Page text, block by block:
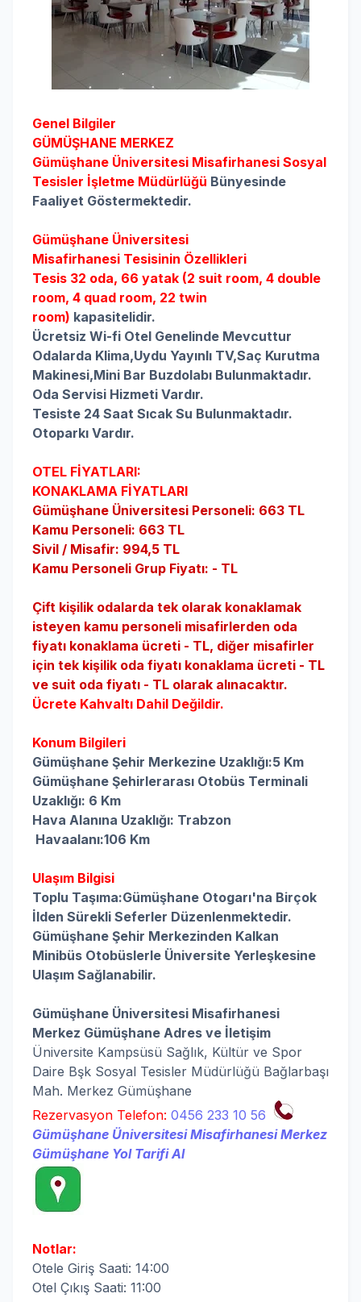
Genel Bilgiler
GÜMÜŞHANE MERKEZ
Gümüşhane Üniversitesi Misafirhanesi Sosyal
Tesisler İşletme Müdürlüğü Bünyesinde
Faaliyet Göstermektedir.
Gümüşhane Üniversitesi
Misafirhanesi Tesisinin Özellikleri
Tesis 32 oda, 66 yatak (2 suit room, 4 double
room, 4 quad room, 22 twin
room) kapasitelidir.
Ücretsiz Wi-fi Otel Genelinde Mevcuttur
Odalarda Klima,Uydu Yayınlı TV,Saç Kurutma
Makinesi,Mini Bar Buzdolabı Bulunmaktadır.
Oda Servisi Hizmeti Vardır.
Tesiste 24 Saat Sıcak Su Bulunmaktadır.
Otoparkı Vardır.
OTEL FİYATLARI:
KONAKLAMA FİYATLARI
Gümüşhane Üniversitesi Personeli: 663 TL
Kamu Personeli: 663 TL
Sivil / Misafir: 994,5 TL
Kamu Personeli Grup Fiyatı: - TL
Çift kişilik odalarda tek olarak konaklamak
isteyen kamu personeli misafirlerden oda
fiyatı konaklama ücreti - TL, diğer misafirler
için tek kişilik oda fiyatı konaklama ücreti - TL
ve suit oda fiyatı - TL olarak alınacaktır.
Ücrete Kahvaltı Dahil Değildir.
Konum Bilgileri
Gümüşhane Şehir Merkezine Uzaklığı:5 Km
Gümüşhane Şehirlerarası Otobüs Terminali
Uzaklığı: 6 Km
Hava Alanına Uzaklığı: Trabzon
Havaalanı:106 Km
Ulaşım Bilgisi
Toplu Taşıma:Gümüşhane Otogarı'na Birçok
İlden Sürekli Seferler Düzenlenmektedir.
Gümüşhane Şehir Merkezinden Kalkan
Minibüs Otobüslerle Üniversite Yerleşkesine
Ulaşım Sağlanabilir.
Gümüşhane Üniversitesi Misafirhanesi
Merkez Gümüşhane Adres ve İletişim
Üniversite Kampsüsü Sağlık, Kültür ve Spor
Daire Bşk Sosyal Tesisler Müdürlüğü Bağlarbaşı
Mah. Merkez Gümüşhane
Rezervasyon Telefon: 0456 233 10 56
Gümüşhane Üniversitesi Misafirhanesi Merkez
Gümüşhane Yol Tarifi Al
Notlar:
Otele Giriş Saati: 14:00
Otel Çıkış Saati: 11:00